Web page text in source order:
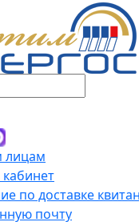
лицам
по доставке
почту